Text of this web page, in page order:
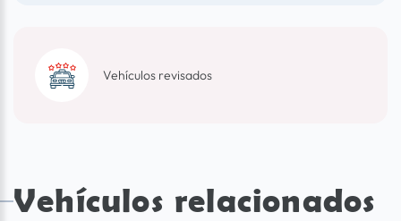
Vehículos revisados
Vehículos relacionados